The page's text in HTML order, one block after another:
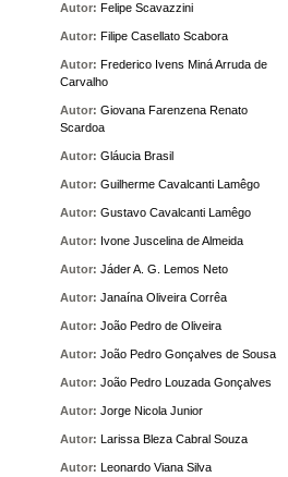
Autor: Felipe Scavazzini
Autor: Filipe Casellato Scabora
Autor: Frederico Ivens Miná Arruda de
Carvalho
Autor: Giovana Farenzena Renato
Scardoa
Autor: Gláucia Brasil
Autor: Guilherme Cavalcanti Lamêgo
Autor: Gustavo Cavalcanti Lamêgo
Autor: Ivone Juscelina de Almeida
Autor: Jáder A. G. Lemos Neto
Autor: Janaína Oliveira Corrêa
Autor: João Pedro de Oliveira
Autor: João Pedro Gonçalves de Sousa
Autor: João Pedro Louzada Gonçalves
Autor: Jorge Nicola Junior
Autor: Larissa Bleza Cabral Souza
Autor: Leonardo Viana Silva